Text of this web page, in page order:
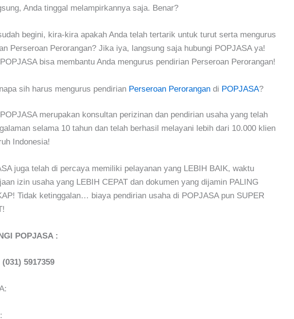
Anda tinggal melampirkannya saja. Benar?
begini, kira-kira apakah Anda telah tertarik untuk turut serta mengurus
Perseroan Perorangan? Jika iya, langsung saja hubungi POPJASA ya!
bisa membantu Anda mengurus pendirian Perseroan Perorangan!
sih harus mengurus pendirian Perseroan Perorangan di POPJASA?
merupakan konsultan perizinan dan pendirian usaha yang telah
selama 10 tahun dan telah berhasil melayani lebih dari 10.000 klien
Indonesia!
juga telah di percaya memiliki pelayanan yang LEBIH BAIK, waktu
izin usaha yang LEBIH CEPAT dan dokumen yang dijamin PALING
Tidak ketinggalan… biaya pendirian usaha di POPJASA pun SUPER
POPJASA :
(031) 5917359